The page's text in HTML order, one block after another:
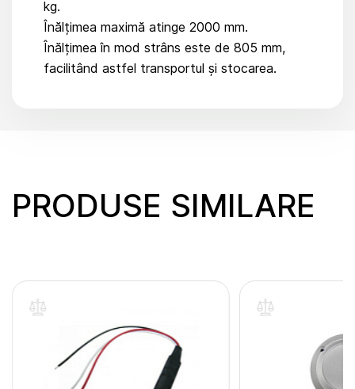
kg.
Înălțimea maximă atinge 2000 mm.
Înălțimea în mod strâns este de 805 mm,
facilitând astfel transportul și stocarea.
PRODUSE SIMILARE